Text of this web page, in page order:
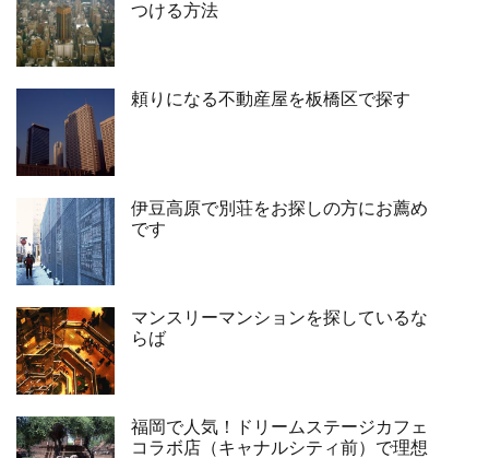
つける方法
頼りになる不動産屋を板橋区で探す
伊豆高原で別荘をお探しの方にお薦め
です
マンスリーマンションを探しているな
らば
福岡で人気！ドリームステージカフェ
コラボ店（キャナルシティ前）で理想